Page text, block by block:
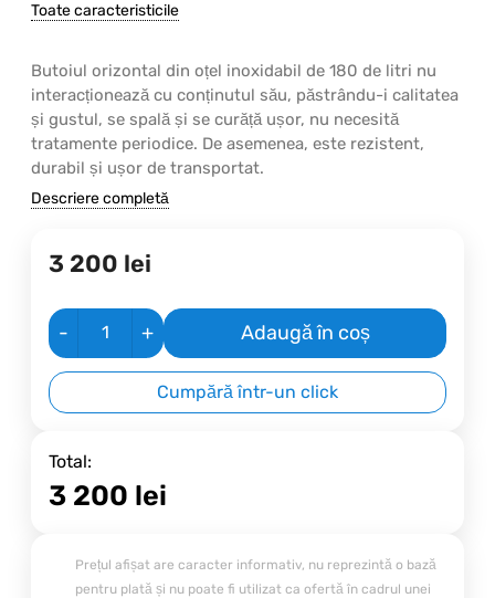
Toate caracteristicile
Butoiul orizontal din oțel inoxidabil de 180 de litri nu
interacționează cu conținutul său, păstrându-i calitatea
și gustul, se spală și se curăță ușor, nu necesită
tratamente periodice. De asemenea, este rezistent,
durabil și ușor de transportat.
Descriere completă
3 200 lei
- + Adaugă în coș
Cumpără într-un click
Total:
3 200 lei
Prețul afișat are caracter informativ, nu reprezintă o bază
pentru plată și nu poate fi utilizat ca ofertă în cadrul unei